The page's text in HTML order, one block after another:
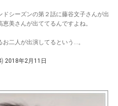
シーズンの第２話に藤谷文子さんが出
美さんが出ててるんですよね。
二人が出演してるという…。
2018年2月11日